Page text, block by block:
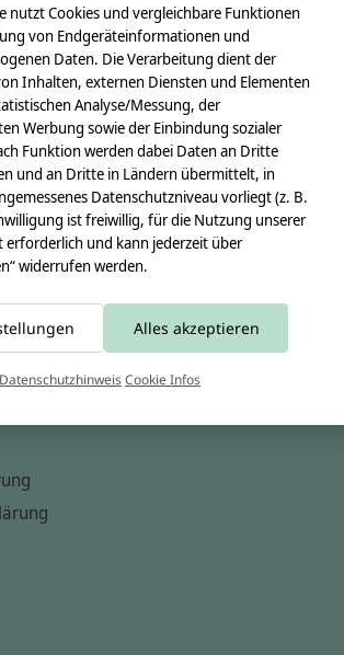
Rücksendungen
nutzt Cookies und vergleichbare Funktionen
von Endgeräteinformationen und
Daten. Die Verarbeitung dient der
Inhalten, externen Diensten und Elementen
Analyse/Messung, der
Werbung sowie der Einbindung sozialer
Funktion werden dabei Daten an Dritte
und an Dritte in Ländern übermittelt, in
Datenschutzniveau vorliegt (z. B.
ist freiwillig, für die Nutzung unserer
erforderlich und kann jederzeit über
widerrufen werden.
Alles akzeptieren
DatenschutzhinweisCookie Infos